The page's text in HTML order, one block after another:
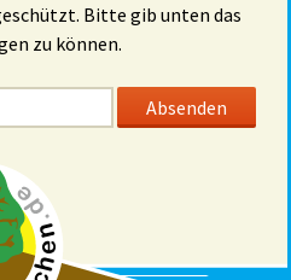
Bitte gib unten das
zu können.